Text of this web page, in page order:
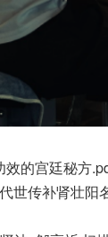
的宫廷秘方
世传补肾壮阳